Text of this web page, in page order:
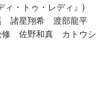
ィ・トゥ・レディ』)
諸星翔希 渡部龍平
佐野和真 カトウシ